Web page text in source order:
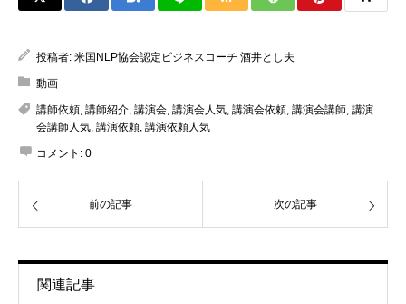
投稿者: 米国NLP協会認定ビジネスコーチ 酒井とし夫
動画
講師依頼, 講師紹介, 講演会, 講演会人気, 講演会依頼, 講演会講師, 講演
会講師人気, 講演依頼, 講演依頼人気
コメント: 0
前の記事 次の記事
関連記事